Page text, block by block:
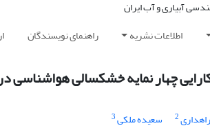
اطلاعات نشریه راهنمای نویسندگان
چهار نمایه خشکسالی
2 سعیده ملکی3